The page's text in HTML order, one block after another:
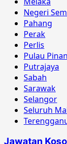
Ogos
2018
Negeri
Pahang
Perak
Perlis
Pulau
Putrajaya
Sabah
Sarawak
Selangor
Seluruh
Jawatan